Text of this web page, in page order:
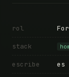
rol
stack
escribe es